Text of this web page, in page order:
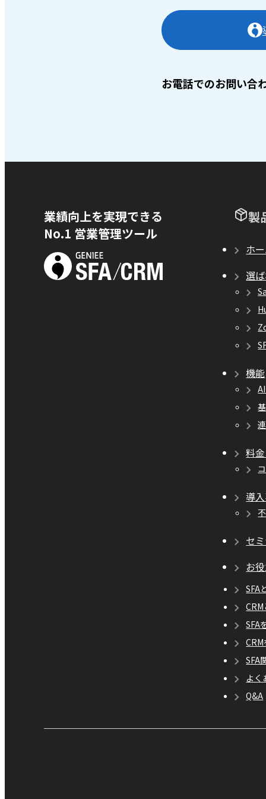
お電話でのお問い合
業績向上を実現できる
No.1 営業管理ツール
製
ホ
選
機能
料
導
セ
お
SFA
SFA
SFA
よく
Q&A